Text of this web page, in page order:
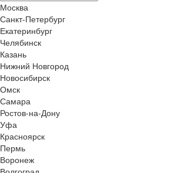
Москва
Санкт-Петербург
Екатеринбург
Челябинск
Казань
Нижний Новгород
Новосибирск
Омск
Самара
Ростов-на-Дону
Уфа
Красноярск
Пермь
Воронеж